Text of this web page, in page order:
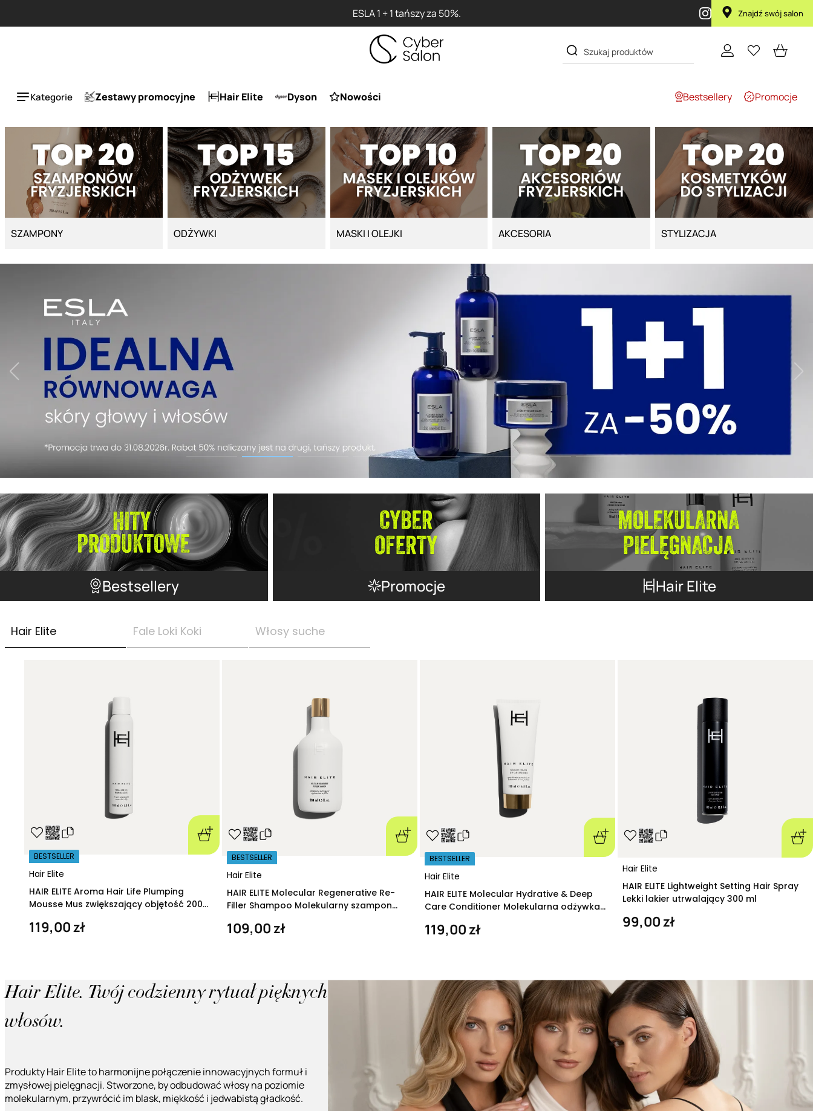
Przy zakupie produktu Artego Maska Lola za 1 żł Znajdź swój salon
Kategorie Zestawy promocyjne Hair Elite Dyson Nowości Bestsellery Promocje
SZAMPONY ODŻYWKI MASKI I OLEJKI AKCESORIA STYLIZACJA
Bestsellery Promocje Hair Elite
Hair Elite Fale Loki Koki Włosy suche
Hair Elite
BESTSELLER
HAIR ELITE Aroma Hair Life Plumping
Mousse Mus zwiększający objętość 200
119,00 zł
Hair Elite
BESTSELLER
HAIR ELITE Molecular Regenerative Re-
Filler Shampoo Molekularny szampon
109,00 zł
Hair Elite
BESTSELLER
HAIR ELITE Molecular Hydrative & Deep
Care Conditioner Molekularna odżywka
119,00 zł
Hair Elite
HAIR ELITE Lightweight Setting Hair Spray
Lekki lakier utrwalający 300 ml
99,00 zł
Hair Elite. Twój codzienny rytuał pięknych
włosów.
Produkty Hair Elite to harmonijne połączenie innowacyjnych formuł i
zmysłowej pielęgnacji. Stworzone, by odbudować włosy na poziomie
molekularnym, przywrócić im blask, miękkość i jedwabistą gładkość.